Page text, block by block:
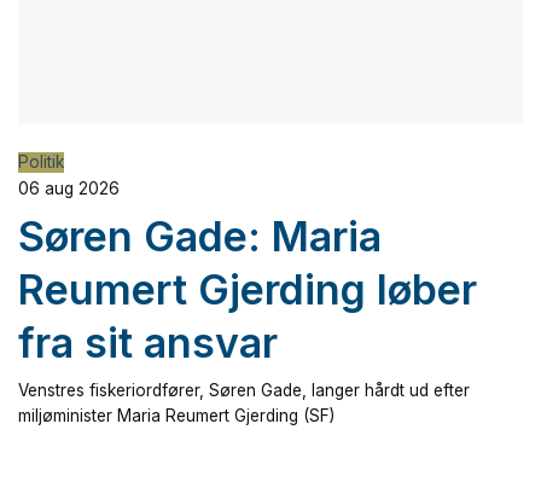
Politik
06 aug 2026
Søren Gade: Maria
Reumert Gjerding løber
fra sit ansvar
Venstres fiskeriordfører, Søren Gade, langer hårdt ud efter
miljøminister Maria Reumert Gjerding (SF)